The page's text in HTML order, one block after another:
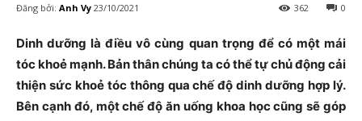
Đăng bởi: Anh Vy 23/10/2021 0
362
Dinh dưỡng là điều vô cùng quan trọng để có một mái
tóc khoẻ mạnh. Bản thân chúng ta có thể tự chủ động cải
thiện sức khoẻ tóc thông qua chế độ dinh dưỡng hợp lý.
Bên cạnh đó, một chế độ ăn uống khoa học cũng sẽ góp